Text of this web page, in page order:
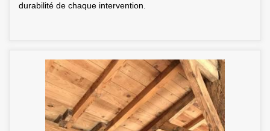
durabilité de chaque intervention.